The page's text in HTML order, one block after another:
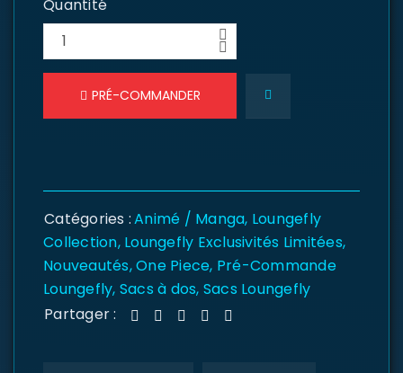
Quantité
PRÉ-COMMANDER
Catégories :Animé / Manga, Loungefly
Collection, Loungefly Exclusivités Limitées,
Nouveautés,One Piece, Pré-Commande
Loungefly, Sacs à dos, Sacs Loungefly
Partager :